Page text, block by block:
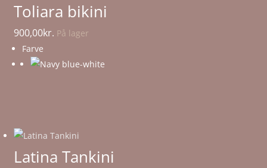
Toliara bikini
900,00kr. På lager
Farve
Latina Tankini